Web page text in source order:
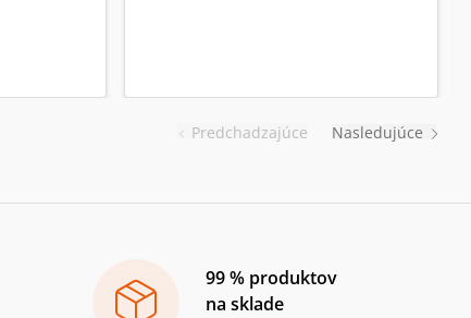
Predchadzajúce Nasledujúce
99 % produktov
na sklade